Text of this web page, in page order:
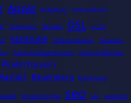
Apple Babybody Bad Dürrheim
damenuhr Dessous DSL
erotik
Karlsruhe Kinderspielzeug
Konstanz
Piercing Schwenningen Piercing Villingen
Plüderhausen
Rastatt Rauenberg Riedlingen
Schwenningen seo sex standuhr